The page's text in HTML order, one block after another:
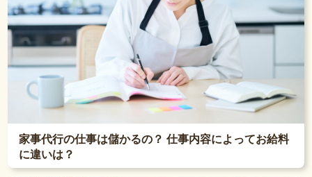
家事代行の仕事は儲かるの？ 仕事内容によってお給料
に違いは？